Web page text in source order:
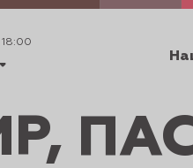
Время работы